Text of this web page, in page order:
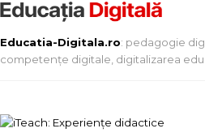
Educatia-Digitala.ro: pedagogie
competențe digitale, digitalizarea